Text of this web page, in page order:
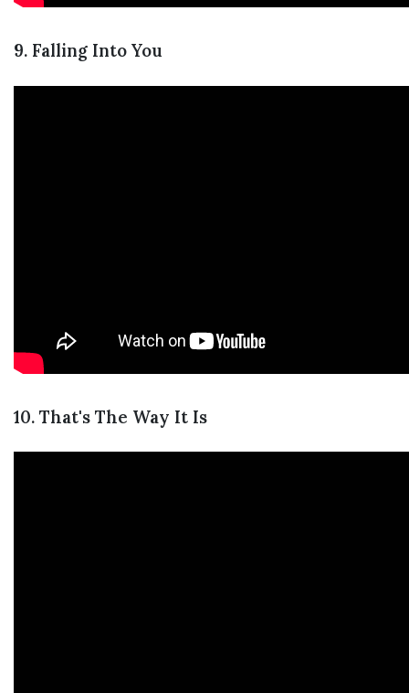
9. Falling Into You
10. That's The Way It Is